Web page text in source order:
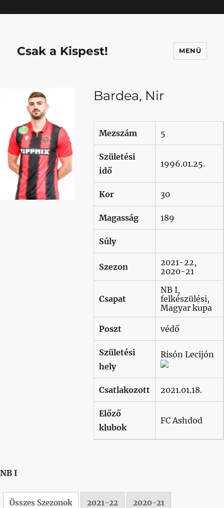
Csak a Kispest! MENÜ
Bardea, Nir
Mezszám 5
Születési
idő
1996.01.25.
Kor 30
Magasság 189
Súly
Szezon
2021-22,
2020-21
Csapat
NB I,
felkészülési,
Magyar kupa
Poszt védő
Születési
hely
Risón Lecijón
Csatlakozott 2021.01.18.
Előző
klubok
FC Ashdod
NB I
Összes Szezonok 2021-22 2020-21